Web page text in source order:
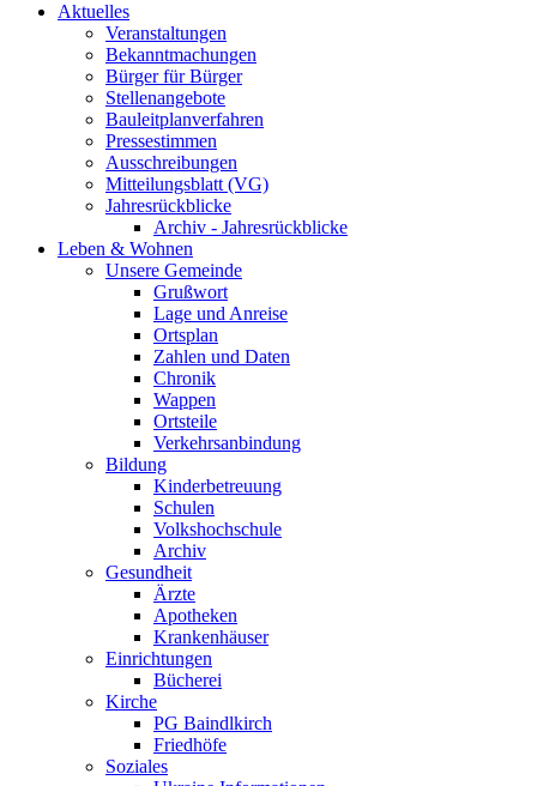
Aktuelles
Veranstaltungen
Bekanntmachungen
Bürger für Bürger
Stellenangebote
Bauleitplanverfahren
Pressestimmen
Ausschreibungen
Mitteilungsblatt (VG)
Jahresrückblicke
Archiv - Jahresrückblicke
Leben & Wohnen
Unsere Gemeinde
Grußwort
Lage und Anreise
Ortsplan
Zahlen und Daten
Chronik
Wappen
Ortsteile
Verkehrsanbindung
Bildung
Kinderbetreuung
Schulen
Volkshochschule
Archiv
Gesundheit
Ärzte
Apotheken
Krankenhäuser
Einrichtungen
Bücherei
Kirche
PG Baindlkirch
Friedhöfe
Soziales